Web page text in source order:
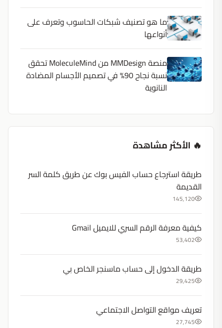
ما هو تصنيف شبكات الحاسوب وتعرف على
أنواعها
منصة MMDesign من MoleculeMind تحقق
نسبة نجاح 90% في تصميم الأجسام المضادة
النانوية
🔥 الأكثر مشاهدة
طريقة استرجاع حساب الفيس بوك عن طريق كلمة السر
القديمة
145,120
كيفية معرفة الرقم السري للايميل Gmail
53,402
طريقة الدخول إلى حساب ماسنجر الخاص بي
29,425
تعريف مواقع التواصل الاجتماعي
27,745